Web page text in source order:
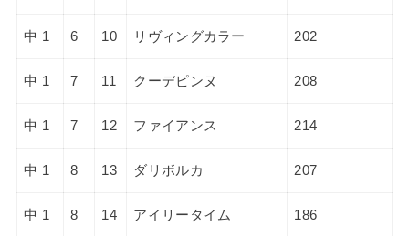
中 1 6 10 リヴィングカラー 202
中 1 7 11 クーデピンヌ 208
中 1 7 12 ファイアンス 214
中 1 8 13 ダリボルカ 207
中 1 8 14 アイリータイム 186